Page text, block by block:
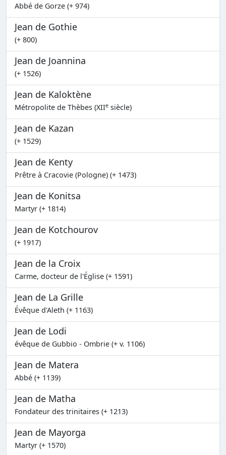
Abbé de Gorze (+ 974)
Jean de Gothie
(+ 800)
Jean de Joannina
(+ 1526)
Jean de Kaloktène
Métropolite de Thèbes (XIIe siècle)
Jean de Kazan
(+ 1529)
Jean de Kenty
Prêtre à Cracovie (Pologne) (+ 1473)
Jean de Konitsa
Martyr (+ 1814)
Jean de Kotchourov
(+ 1917)
Jean de la Croix
Carme, docteur de l'Église (+ 1591)
Jean de La Grille
Évêque d'Aleth (+ 1163)
Jean de Lodi
évêque de Gubbio - Ombrie (+ v. 1106)
Jean de Matera
Abbé (+ 1139)
Jean de Matha
Fondateur des trinitaires (+ 1213)
Jean de Mayorga
Martyr (+ 1570)